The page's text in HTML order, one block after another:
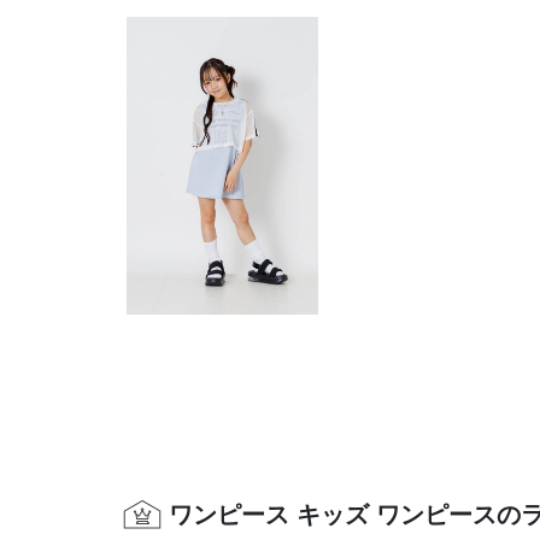
ワンピース キッズ ワンピースの